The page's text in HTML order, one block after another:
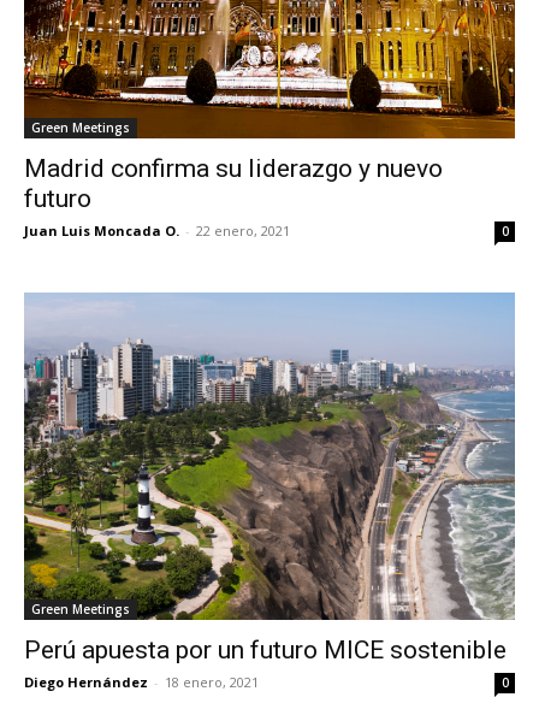
Green Meetings
Madrid confirma su liderazgo y nuevo
futuro
Juan Luis Moncada O. - 22 enero, 2021 0
Green Meetings
Perú apuesta por un futuro MICE sostenible
Diego Hernández - 18 enero, 2021 0